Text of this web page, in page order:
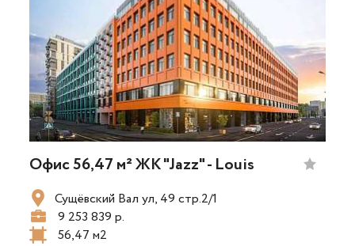
Офис 56,47 м² ЖК "Jazz" - Louis
Сущёвский Вал ул, 49 стр.2/1
9 253 839 р.
56,47 м2